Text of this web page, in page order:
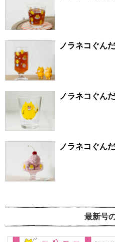
最新号